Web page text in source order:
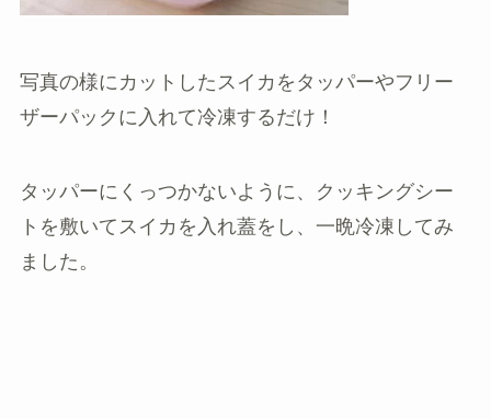
写真の様にカットしたスイカをタッパーやフリー
ザーパックに入れて冷凍するだけ！
タッパーにくっつかないように、クッキングシー
トを敷いてスイカを入れ蓋をし、一晩冷凍してみ
ました。